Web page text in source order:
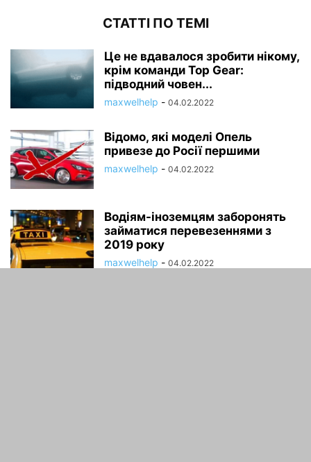
СТАТТІ ПО ТЕМІ
Це не вдавалося зробити нікому,
крім команди Top Gear:
підводний човен...
maxwelhelp - 04.02.2022
Відомо, які моделі Опель
привезе до Росії першими
maxwelhelp - 04.02.2022
Водіям-іноземцям заборонять
займатися перевезеннями з
2019 року
maxwelhelp - 04.02.2022